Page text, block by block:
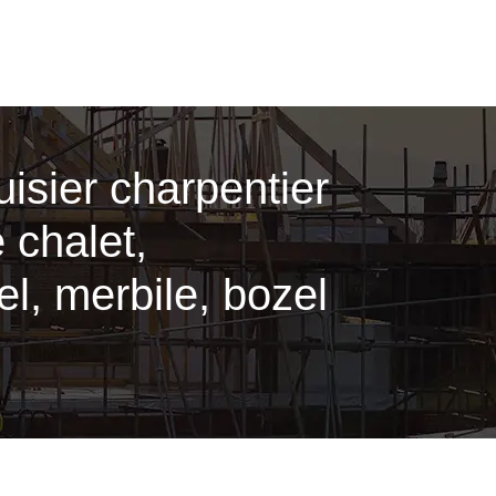
charpentier
chalet,
merbile, bozel